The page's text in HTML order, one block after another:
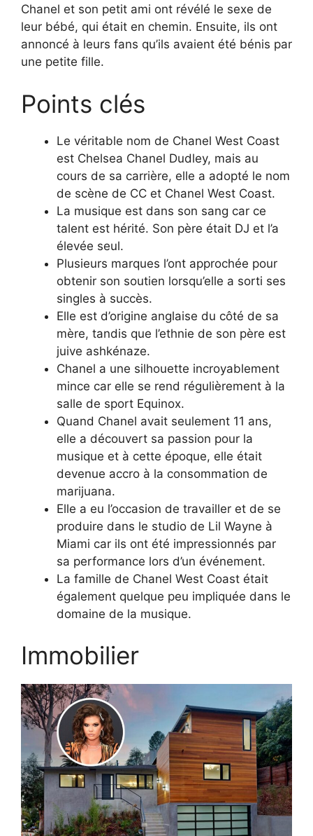
Chanel et son petit ami ont révélé le sexe de
leur bébé, qui était en chemin. Ensuite, ils ont
annoncé à leurs fans qu’ils avaient été bénis par
une petite fille.
Points clés
Le véritable nom de Chanel West Coast
est Chelsea Chanel Dudley, mais au
cours de sa carrière, elle a adopté le nom
de scène de CC et Chanel West Coast.
La musique est dans son sang car ce
talent est hérité. Son père était DJ et l’a
élevée seul.
Plusieurs marques l’ont approchée pour
obtenir son soutien lorsqu’elle a sorti ses
singles à succès.
Elle est d’origine anglaise du côté de sa
mère, tandis que l’ethnie de son père est
juive ashkénaze.
Chanel a une silhouette incroyablement
mince car elle se rend régulièrement à la
salle de sport Equinox.
Quand Chanel avait seulement 11 ans,
elle a découvert sa passion pour la
musique et à cette époque, elle était
devenue accro à la consommation de
marijuana.
Elle a eu l’occasion de travailler et de se
produire dans le studio de Lil Wayne à
Miami car ils ont été impressionnés par
sa performance lors d’un événement.
La famille de Chanel West Coast était
également quelque peu impliquée dans le
domaine de la musique.
Immobilier